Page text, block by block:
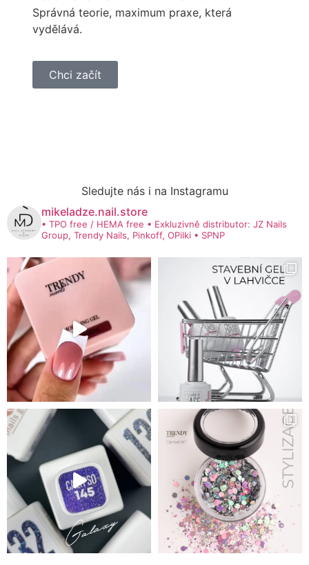
Správná teorie, maximum praxe, která
vydělává.
Chci začít
Sledujte nás i na Instagramu
mikeladze.nail.store
• TPO free / HEMA free • Exkluzivně distributor: JZ Nails
Group, Trendy Nails, Pinkoff, OPilki • SPNP